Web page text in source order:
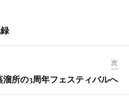
次
溜所の3周年フェスティバルへ